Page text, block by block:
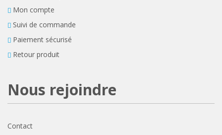
Mon compte
Suivi de commande
Paiement sécurisé
Retour produit
Nous rejoindre
Contact